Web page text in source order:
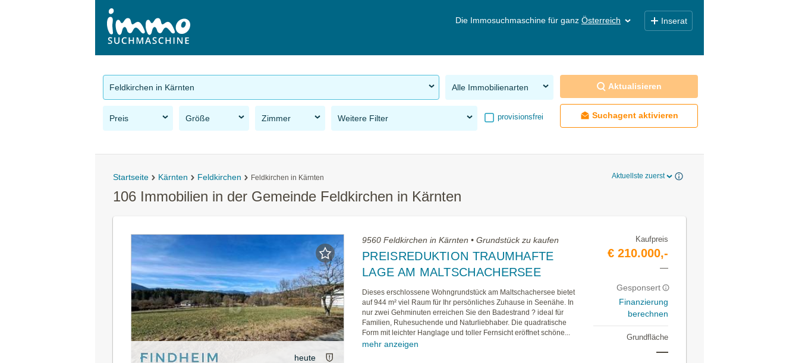
Die Immosuchmaschine für ganz Österreich Inserat
Feldkirchen in Kärnten Alle Immobilienarten
Preis Größe Zimmer Weitere Filter provisionsfrei
Aktualisieren
Suchagent aktivieren
Startseite Kärnten Feldkirchen Feldkirchen in Kärnten Aktuellste zuerst
106 Immobilien in der Gemeinde Feldkirchen in Kärnten
heute
9560 Feldkirchen in Kärnten • Grundstück zu kaufen
PREISREDUKTION TRAUMHAFTE
LAGE AM MALTSCHACHERSEE
Dieses erschlossene Wohngrundstück am Maltschachersee bietet
auf 944 m² viel Raum für Ihr persönliches Zuhause in Seenähe. In
nur zwei Gehminuten erreichen Sie den Badestrand ? ideal für
Familien, Ruhesuchende und Naturliebhaber. Die quadratische
Form mit leichter Hanglage und toller Fernsicht eröffnet schöne...
mehr anzeigen
Kaufpreis
€ 210.000,-
—
Gesponsert
Finanzierung
berechnen
Grundfläche
—